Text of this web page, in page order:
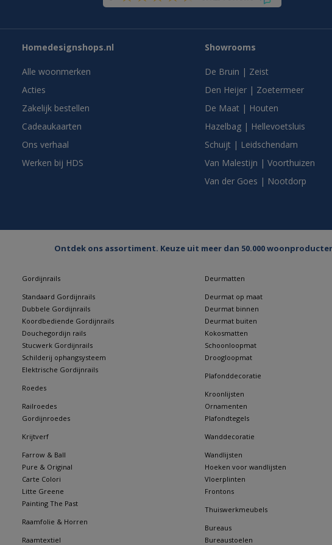
Homedesignshops.nl
Alle woonmerken
Acties
Zakelijk bestellen
Cadeaukaarten
Ons verhaal
Werken bij HDS
Showrooms
De Bruin | Zeist
Den Heijer | Zoetermeer
De Maat | Houten
Hazelbag | Hellevoetsluis
Schuijt | Leidschendam
Van Malestijn | Voorthuizen
Van der Goes | Nootdorp
Ontdek ons assortiment. Keuze uit meer dan 50.000
Gordijnrails
Standaard Gordijnrails
Dubbele Gordijnrails
Koordbediende Gordijnrails
Douchegordijn rails
Stucwerk Gordijnrails
Schilderij ophangsysteem
Elektrische Gordijnrails
Roedes
Railroedes
Gordijnroedes
Krijtverf
Farrow & Ball
Pure & Original
Carte Colori
Litte Greene
Painting The Past
Raamfolie & Horren
Raamtextiel
Deurmatten
Deurmat op maat
Deurmat binnen
Deurmat buiten
Kokosmatten
Schoonloopmat
Droogloopmat
Plafonddecoratie
Kroonlijsten
Ornamenten
Plafondtegels
Wanddecoratie
Wandlijsten
Hoeken voor wandlijsten
Vloerplinten
Frontons
Thuiswerkmeubels
Bureaus
Bureaustoelen